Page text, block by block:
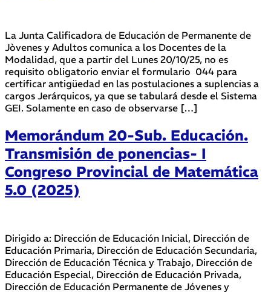
La Junta Calificadora de Educación de Permanente de
Jòvenes y Adultos comunica a los Docentes de la
Modalidad, que a partir del Lunes 20/10/25, no es
requisito obligatorio enviar el formulario 044 para
certificar antigüedad en las postulaciones a suplencias a
cargos Jerárquicos, ya que se tabulará desde el Sistema
GEI. Solamente en caso de observarse […]
Memorándum 20-Sub. Educación.
Transmisión de ponencias- I
Congreso Provincial de Matemática
5.0 (2025)
Dirigido a: Dirección de Educación Inicial, Dirección de
Educación Primaria, Dirección de Educación Secundaria,
Dirección de Educación Técnica y Trabajo, Dirección de
Educación Especial, Dirección de Educación Privada,
Dirección de Educación Permanente de Jóvenes y